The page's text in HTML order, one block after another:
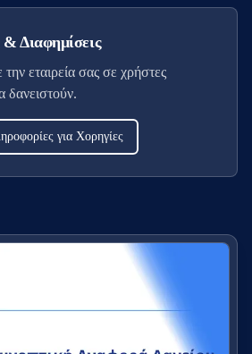
Διαφημίσεις
εταιρεία σας σε χρήστες
δανειστούν.
για Χορηγίες